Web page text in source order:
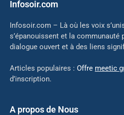
Infosoir.com
Infosoir.com – Là où les voix
s’épanouissent et la communauté
dialogue ouvert et à des liens
Articles populaires : Offre meetic
d’inscription.
A propos de Nous